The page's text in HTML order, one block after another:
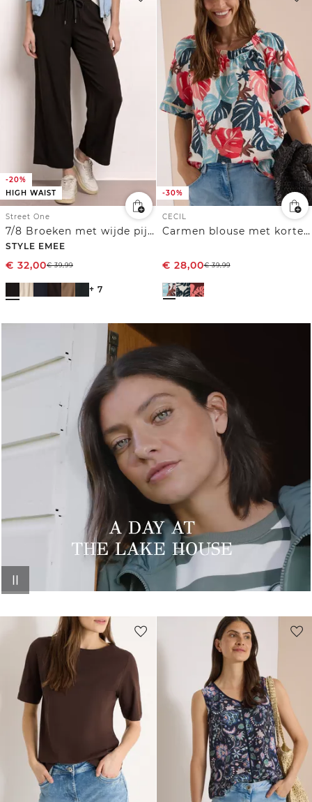
-20%
HIGH WAIST
Street One
7/8 Broeken met wijde pijpen
STYLE EMEE
€ 32,00€39,99
+ 7
-30%
CECIL
Carmen blouse met korte mouwen en bladprint
€ 28,00€39,99